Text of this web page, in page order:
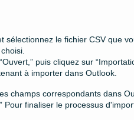
sélectionnez le fichier CSV que
puis cliquez sur
à importer dans Outlook.
champs correspondants dans
finaliser le processus